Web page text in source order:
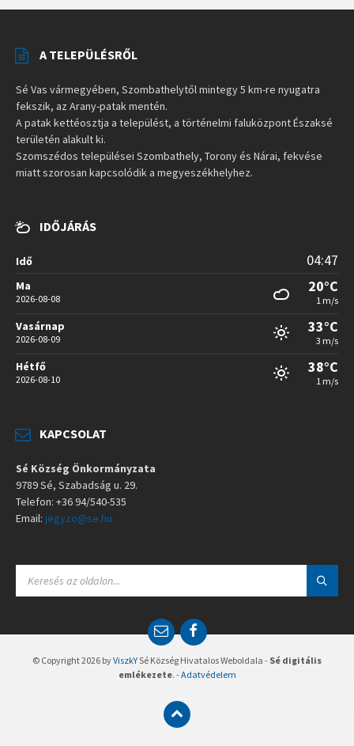
A TELEPÜLÉSRŐL
Sé Vas vármegyében, Szombathelytől mintegy 5 km-re nyugatra
fekszik, az Arany-patak mentén.
A patak kettéosztja a települést, a történelmi faluközpont Északsé
területén alakult ki.
Szomszédos települései Szombathely, Torony és Nárai, fekvése
miatt szorosan kapcsolódik a megyeszékhelyhez.
IDŐJÁRÁS
Idő 04:47
Ma
2026-08-08
20°C
1 m/s
Vasárnap
2026-08-09
33°C
3 m/s
Hétfő
2026-08-10
38°C
1 m/s
KAPCSOLAT
Sé Község Önkormányzata
9789 Sé, Szabadság u. 29.
Telefon: +36 94/540-535
Email: jegyzo@se.hu
A
E
m
a
i
l
F
a
c
e
b
© Copyright 2026 byViszkYSé Község Hivatalos Weboldala - Sé digitális
emlékezete. -Adatvédelem